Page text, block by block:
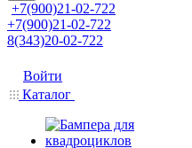
+7(900)21-02-722
+7(900)21-02-722
8(343)20-02-722
Войти
Каталог